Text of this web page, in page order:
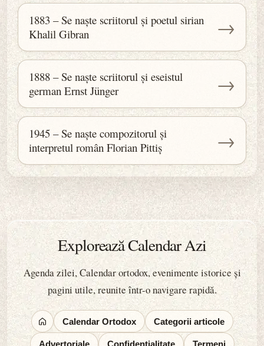
1883 – Se naște scriitorul și poetul sirian
Khalil Gibran
→
1888 – Se naște scriitorul și eseistul
german Ernst Jünger
→
1945 – Se naște compozitorul și
interpretul român Florian Pittiș
→
Explorează Calendar Azi
Agenda zilei, Calendar ortodox, evenimente istorice și
pagini utile, reunite într-o navigare rapidă.
Calendar Ortodox Categorii articole
Advertoriale Confidențialitate Termeni